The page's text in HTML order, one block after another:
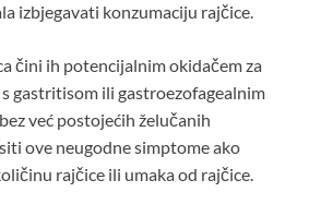
izbjegavati konzumaciju rajčice.
čini ih potencijalnim okidačem za
gastritisom ili gastroezofagealnim
već postojećih želučanih
ove neugodne simptome ako
rajčice ili umaka od rajčice.